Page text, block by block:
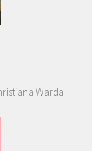
Warda |